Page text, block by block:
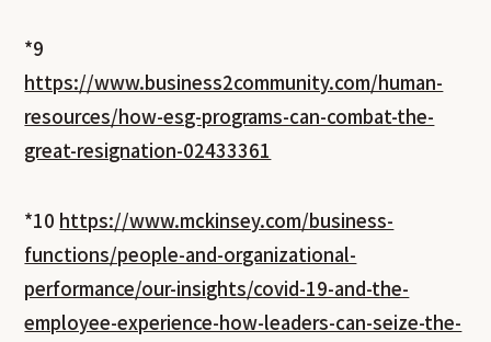
*9
https://www.business2community.com/human-
resources/how-esg-programs-can-combat-the-
great-resignation-02433361
*10 https://www.mckinsey.com/business-
functions/people-and-organizational-
performance/our-insights/covid-19-and-the-
employee-experience-how-leaders-can-seize-the-